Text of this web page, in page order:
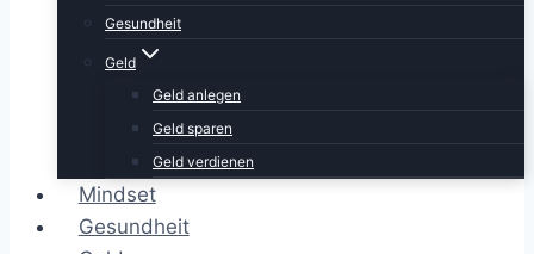
Gesundheit
Geld
Geld anlegen
Geld sparen
Geld verdienen
Mindset
Gesundheit